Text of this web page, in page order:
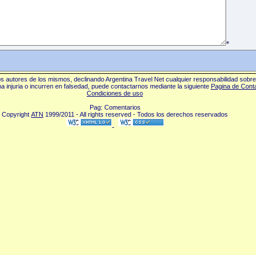
*
de los mismos, declinando Argentina Travel Net cualquier responsabilidad
injuria o incurren en falsedad, puede contactarnos mediante la siguiente Pagina de
Condiciones de uso
Pag: Comentarios
Copyright ATN 1999/2011 - All rights reserved - Todos los derechos reservados